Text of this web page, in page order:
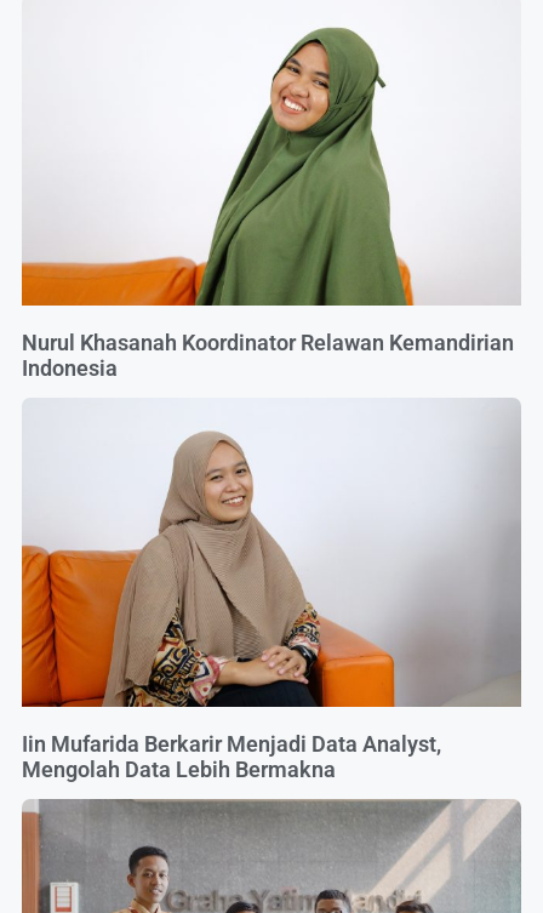
Nurul Khasanah Koordinator Relawan Kemandirian
Indonesia
Iin Mufarida Berkarir Menjadi Data Analyst,
Mengolah Data Lebih Bermakna